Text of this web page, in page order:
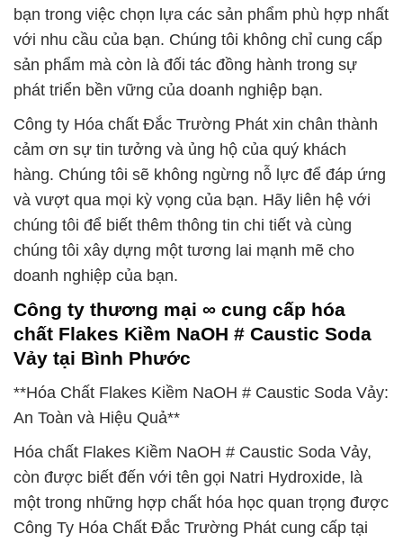
bạn trong việc chọn lựa các sản phẩm phù hợp nhất
với nhu cầu của bạn. Chúng tôi không chỉ cung cấp
sản phẩm mà còn là đối tác đồng hành trong sự
phát triển bền vững của doanh nghiệp bạn.
Công ty Hóa chất Đắc Trường Phát xin chân thành
cảm ơn sự tin tưởng và ủng hộ của quý khách
hàng. Chúng tôi sẽ không ngừng nỗ lực để đáp ứng
và vượt qua mọi kỳ vọng của bạn. Hãy liên hệ với
chúng tôi để biết thêm thông tin chi tiết và cùng
chúng tôi xây dựng một tương lai mạnh mẽ cho
doanh nghiệp của bạn.
Công ty thương mại ∞ cung cấp hóa
chất Flakes Kiềm NaOH # Caustic Soda
Vảy tại Bình Phước
**Hóa Chất Flakes Kiềm NaOH # Caustic Soda Vảy:
An Toàn và Hiệu Quả**
Hóa chất Flakes Kiềm NaOH # Caustic Soda Vảy,
còn được biết đến với tên gọi Natri Hydroxide, là
một trong những hợp chất hóa học quan trọng được
Công Ty Hóa Chất Đắc Trường Phát cung cấp tại